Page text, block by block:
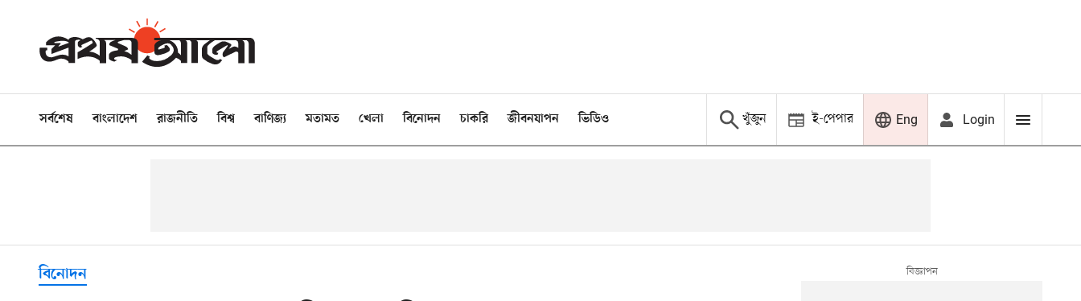
সর্বশেষ বাংলাদেশ রাজনীতি বিশ্ব বাণিজ্য মতামত খেলা বিনোদন চাকরি জীবনযাপন ভিডিও খুঁজুন ই-পেপার Eng Login
বিনোদন